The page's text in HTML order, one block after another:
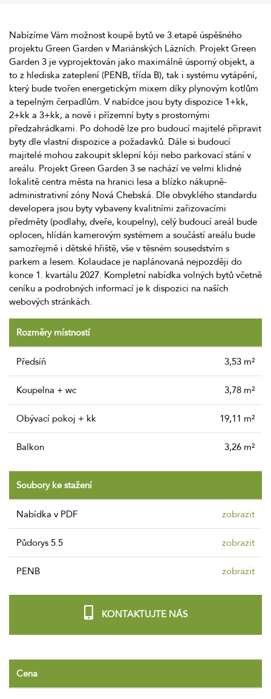
Nabízíme Vám možnost koupě bytů ve 3.etapě úspěšného
projektu Green Garden v Mariánských Lázních. Projekt Green
Garden 3 je vyprojektován jako maximálně úsporný objekt, a
to z hlediska zateplení (PENB, třída B), tak i systému vytápění,
který bude tvořen energetickým mixem díky plynovým kotlům
a tepelným čerpadlům. V nabídce jsou byty dispozice 1+kk,
2+kk a 3+kk, a nově i přízemní byty s prostornými
předzahrádkami. Po dohodě lze pro budoucí majitelé připravit
byty dle vlastní dispozice a požadavků. Dále si budoucí
majitelé mohou zakoupit sklepní kóji nebo parkovací stání v
areálu. Projekt Green Garden 3 se nachází ve velmi klidné
lokalitě centra města na hranici lesa a blízko nákupně-
administrativní zóny Nová Chebská. Dle obvyklého standardu
developera jsou byty vybaveny kvalitními zařizovacími
předměty (podlahy, dveře, koupelny), celý budoucí areál bude
oplocen, hlídán kamerovým systémem a součástí areálu bude
samozřejmě i dětské hřiště, vše v těsném sousedstvím s
parkem a lesem. Kolaudace je naplánovaná nejpozději do
konce 1. kvartálu 2027. Kompletní nabídka volných bytů včetně
ceníku a podrobných informací je k dispozici na naších
webových stránkách.
Rozměry místností
Předsíň 3,53 m²
Koupelna + wc 3,78 m²
Obývací pokoj + kk 19,11 m²
Balkon 3,26 m²
Soubory ke stažení
nabídka v PDF zobrazit
Půdorys 5.5 zobrazit
PENB zobrazit
KONTAKTUJTE NÁS
Cena